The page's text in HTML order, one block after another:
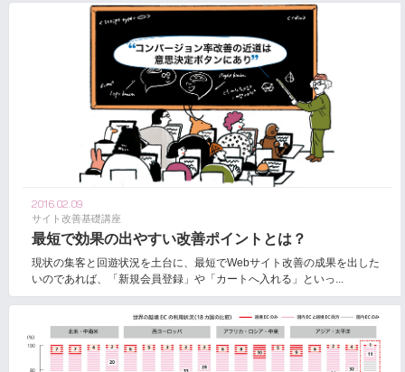
2016.02.09
サイト改善基礎講座
最短で効果の出やすい改善ポイントとは？
現状の集客と回遊状況を土台に、最短でWebサイト改善の成果を出した
いのであれば、「新規会員登録」や「カートへ入れる」といっ...